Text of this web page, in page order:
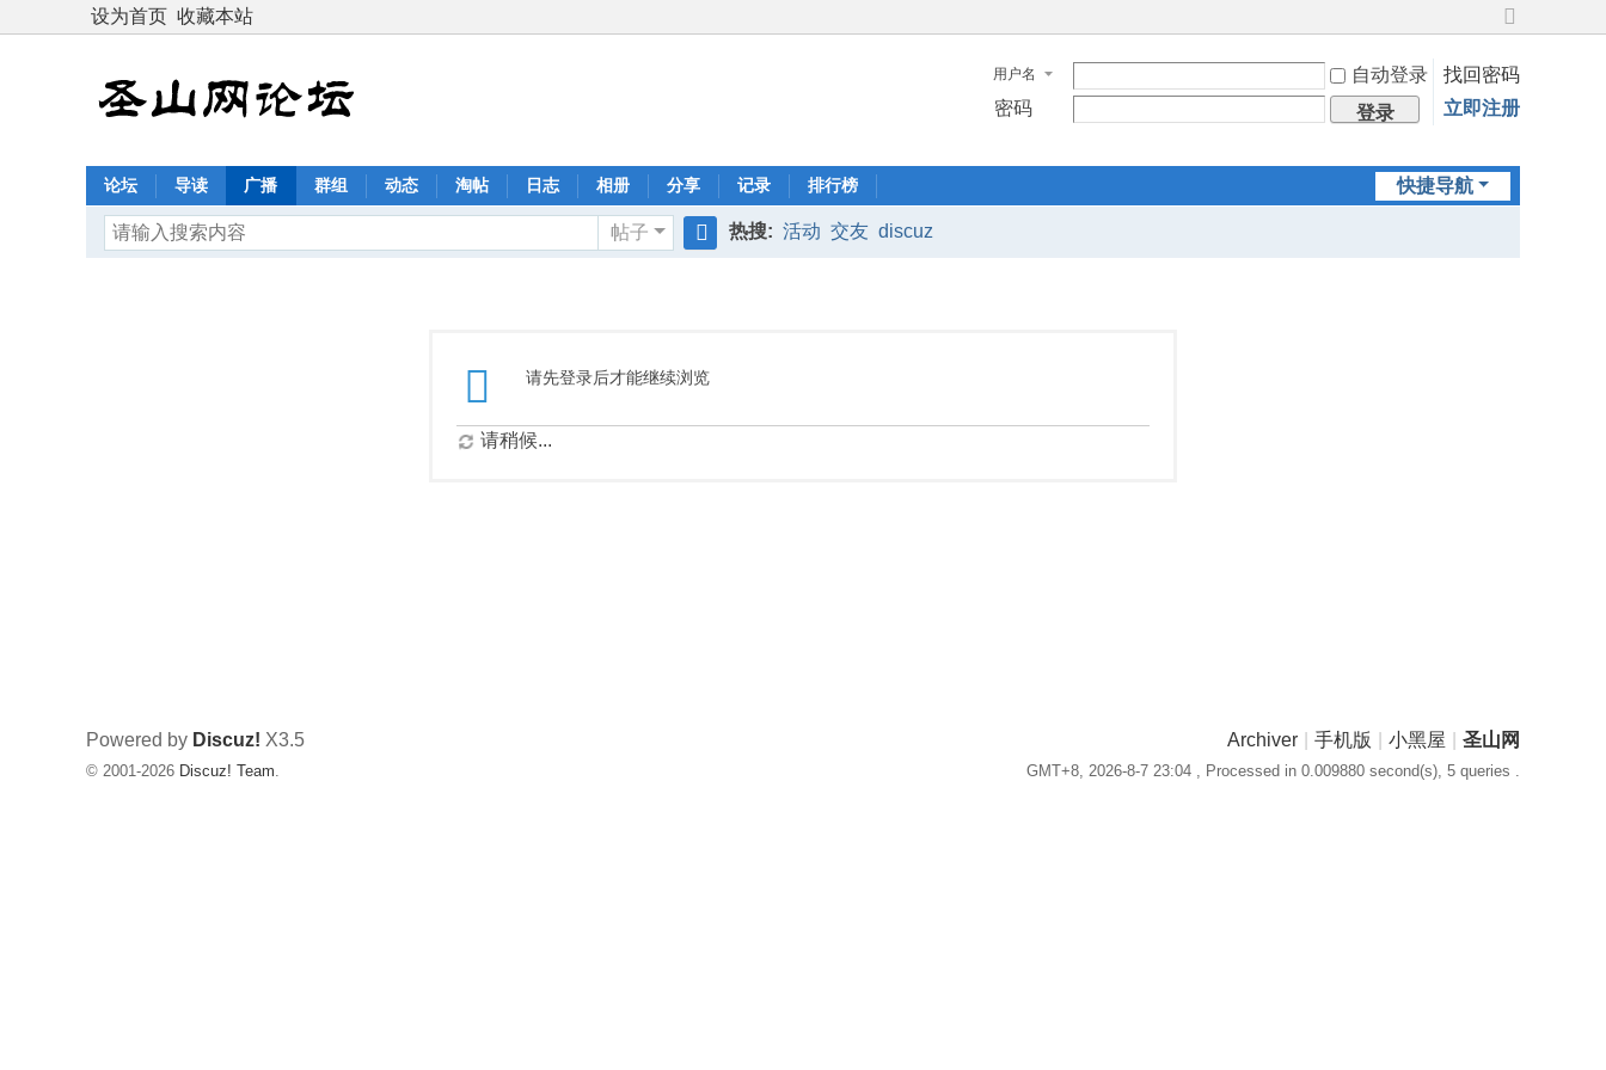
设为首页 收藏本站
切
换
到
宽
版
用户名 自动登录
找回密码
密码
登录 立即注册
快捷导航
论坛 导读 广播 群组 动态 淘帖 日志 相册 分享 记录 排行榜
帖子 热搜: 活动 交友 discuz
请先登录后才能继续浏览
请稍候...
Archiver 手机版 小黑屋 圣山网
GMT+8, 2026-8-7 23:04 , Processed in 0.009880 second(s), 5 queries .
Powered by Discuz! X3.5
© 2001-2026 Discuz! Team.